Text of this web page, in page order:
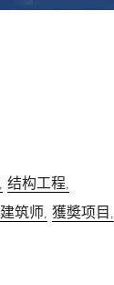
结构工程,
筑师, 獲奬项目,